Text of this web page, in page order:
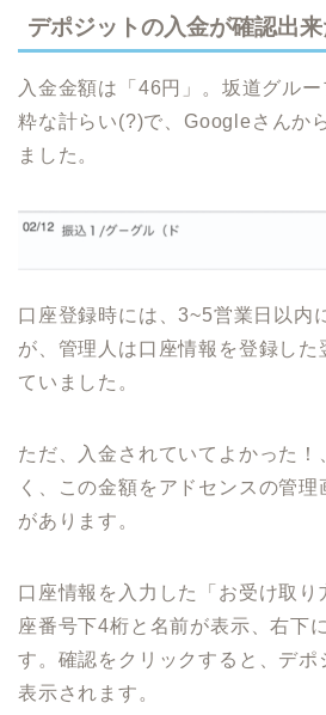
デポジットの入金が確認出
入金金額は「46円」。坂道グル
粋な計らい(?)で、Googleさんか
ました。
口座登録時には、3~5営業日以内
が、管理人は口座情報を登録した
ていました。
ただ、入金されていてよかった！
く、この金額をアドセンスの管
があります。
口座情報を入力した「お受け取り
座番号下4桁と名前が表示、右下
す。確認をクリックすると、デポ
表示されます。